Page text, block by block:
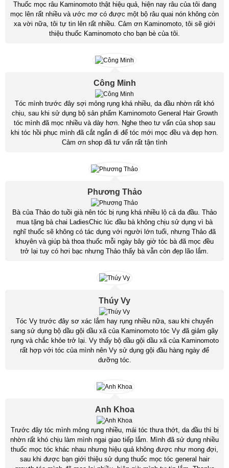
Thuốc mọc râu Kaminomoto thật hiệu quả, hiện nay râu của tôi đang
mọc lên rất nhiều và ước mơ có được một bộ râu quai nón không còn
xa vời nữa, tôi tự tin lên rất nhiều. Cảm ơn Kaminomoto, tôi sẽ giới
thiệu thuốc Kaminomoto cho bạn bè của tôi.
Công Minh
Tóc mình trước đây sợi mỏng rụng khá nhiều, da đầu nhờn rất khó
chịu, sau khi sử dụng bộ sản phẩm Kaminomoto General Hair Growth
tóc mình đã mọc nhiều và dày hơn. Nghe theo tư vấn của shop sau
khi tóc hồi phục mình đã cắt ngắn đi để tóc mới mọc đều và đẹp hơn.
Cảm ơn shop đã tư vấn rất tận tình
Phương Thảo
Bà của Thảo do tuồi già nên tóc bị rụng khá nhiều lộ cả da đầu. Thảo
mua tặng bà chai LadiesChic lúc đầu bà không chịu sử dụng vì bà
nghĩ thuốc sẽ không có tác dụng với người lớn tuổi, nhưng Thảo đã
khuyên và giúp bà thoa thuốc mỗi ngày bây giờ tóc bà đã mọc đều
trở lại tuy có hơi bạc nhưng Thảo thấy bà vẫn còn đẹp lão lắm.
Thúy Vy
Tóc Vy trước đây sơ xác lắm hay rụng nhiều nữa, sau khi chuyển
sang sử dụng bộ dầu gội dầu xã của Kaminomoto tóc Vy đã giảm gãy
rụng và chắc khỏe trở lại. Vy thấy bộ dầu gội dầu xã của Kaminomoto
rất hợp với tóc của mình nên Vy sử dụng gội đầu hàng ngày để
dưỡng tóc.
Anh Khoa
Trước đây tóc mình mỏng rụng nhiều, mái tóc thưa thớt, da đầu thì bị
nhờn rất khó chịu làm mình ngại giao tiếp lắm. Mình đã sử dụng nhiều
thuốc mọc tóc khác nhau nhưng hiệu quả không được như mong đợi,
sau khi được bạn giới thiệu sử dụng thuốc mọc tóc general hair